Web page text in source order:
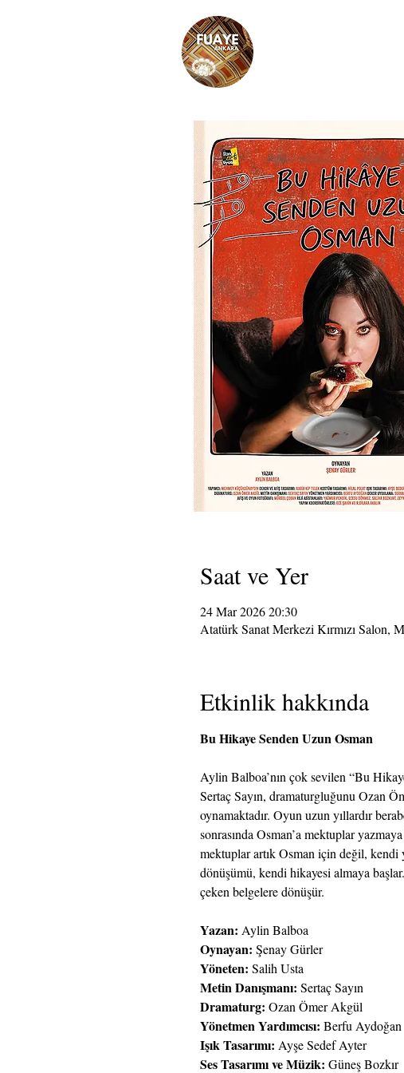
Saat ve Yer
24 Mar 2026 20:30
Atatürk Sanat Merkezi Kırmızı Salon,
Etkinlik hakkında
Bu Hikaye Senden Uzun Osman
Aylin Balboa’nın çok sevilen “Bu
Sertaç Sayın, dramaturgluğunu Ozan
oynamaktadır. Oyun uzun yıllardır
sonrasında Osman’a mektuplar
mektuplar artık Osman için değil,
dönüşümü, kendi hikayesi almaya
çeken belgelere dönüşür.
Yazan: Aylin Balboa
Oynayan: Şenay Gürler
Yöneten: Salih Usta
Metin Danışmanı: Sertaç Sayın
Dramaturg: Ozan Ömer Akgül
Yönetmen Yardımcısı: Berfu Aydoğan
Işık Tasarımı: Ayşe Sedef Ayter
Ses Tasarımı ve Müzik: Güneş Bozkır